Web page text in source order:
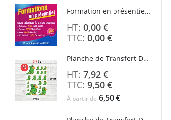
Formation en présentiel (demi-journée)
0,00 €
0,00 €
Planche de Transfert DTF UV - Format A3 - 27 x 42 cm
9,50 €
7,92 €
À partir de 6,50 €